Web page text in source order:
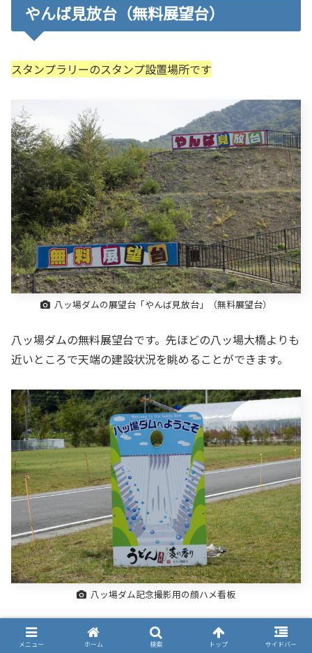
やんば見放台（無料展望台）
スタンプラリーのスタンプ設置場所です
八ッ場ダムの展望台「やんば見放台」（無料展望台）
八ッ場ダムの無料展望台です。先ほどの八ッ場大橋よりも
近いところで天端の建設状況を眺めることができます。
八ッ場ダム記念撮影用の顔ハメ看板
記念撮影用に顔ハメ看板も置いてあります。が、そこから
顔を出す必要はあるのかと問いたいくらい、よくわからな
メニュー ホーム 検索 トップ サイドバー